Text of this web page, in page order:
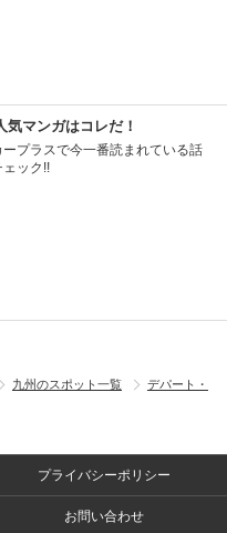
気マンガはコレだ！
ープラスで今一番読まれている話
ェック!!
九州のスポット一覧
デパート・
プライバシーポリシー
お問い合わせ